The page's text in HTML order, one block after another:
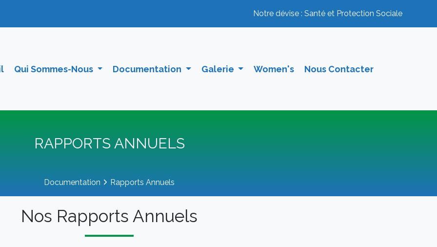
Notre dévise : Santé et Protection Sociale(current)
(current)
Qui Sommes-Nous Documentation Galerie Women's Nous Contacter
RAPPORTS ANNUELS
Documentation Rapports Annuels
Nos Rapports Annuels